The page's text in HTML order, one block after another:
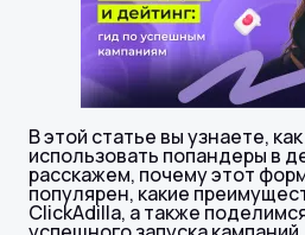
В этой статье вы узнаете,
использовать попандеры в
расскажем, почему этот
популярен, какие
ClickAdilla, а также